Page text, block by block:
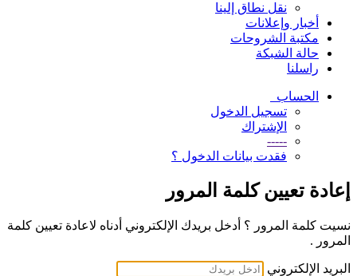
نقل نطاق إلينا
أخبار وإعلانات
مكتبة الشروحات
حالة الشبكة
راسلنا
الحساب
تسجيل الدخول
الإشتراك
-----
فقدت بيانات الدخول ؟
إعادة تعيين كلمة المرور
نسيت كلمة المرور ؟ أدخل بريدك الإلكتروني أدناه لاعادة تعيين كلمة
المرور .
البريد الإلكتروني